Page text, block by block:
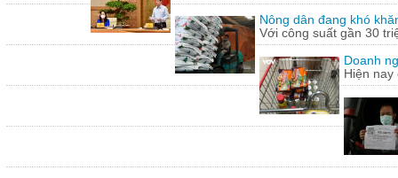
Nông dân đang khó
Với công suất gần 30
Doanh
Hiện